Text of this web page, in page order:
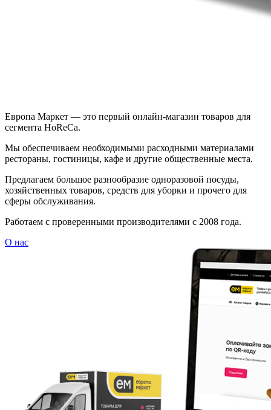
Европа Маркет — это первый онлайн-магазин товаров для
сегмента HoReCa.
Мы обеспечиваем необходимыми расходными материалами
рестораны, гостиницы, кафе и другие общественные места.
Предлагаем большое разнообразие одноразовой посуды,
хозяйственных товаров, средств для уборки и прочего для
сферы обслуживания.
Работаем с проверенными производителями с 2008 года.
О нас